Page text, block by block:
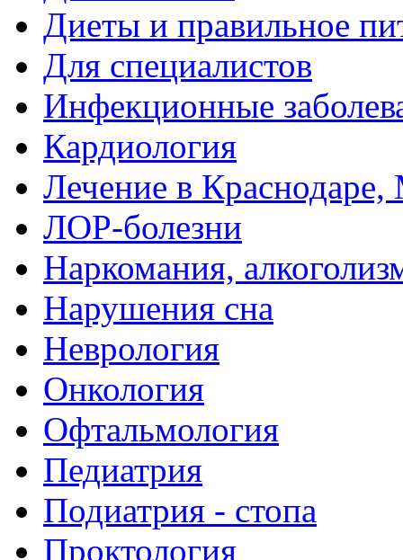
Диеты и правильное
Для специалистов
Инфекционные
Кардиология
Лечение в
ЛОР-болезни
Наркомания,
Нарушения сна
Неврология
Онкология
Офтальмология
Педиатрия
Подиатрия - стопа
Проктология